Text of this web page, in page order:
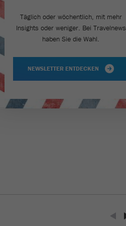
Täglich oder wöchentlich, mit mehr
Insights oder weniger. Bei Travel­news
haben Sie die Wahl.
NEWSLETTER ENTDECKEN